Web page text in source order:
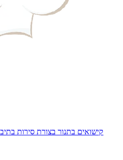
קישואים בתנור בצורת סירות